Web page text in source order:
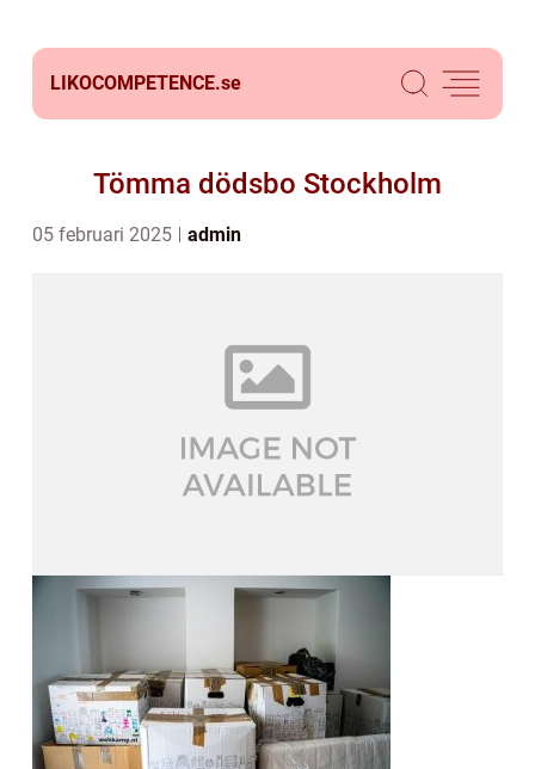
LIKOCOMPETENCE.se
Tömma dödsbo Stockholm
05 februari 2025 admin